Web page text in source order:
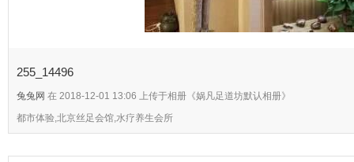
255_14496
兔兔网 在 2018-12-01 13:06 上传于相册《娲凡足道坊默认相册》
都市体验,北京丝足会馆,水疗养生会所